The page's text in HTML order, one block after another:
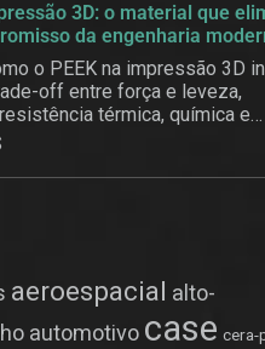
3D: o material que
da engenharia
o PEEK na impressão 3D
off entre força e leveza,
térmica, química e
aeroespacial alto-
automotivo case cera-